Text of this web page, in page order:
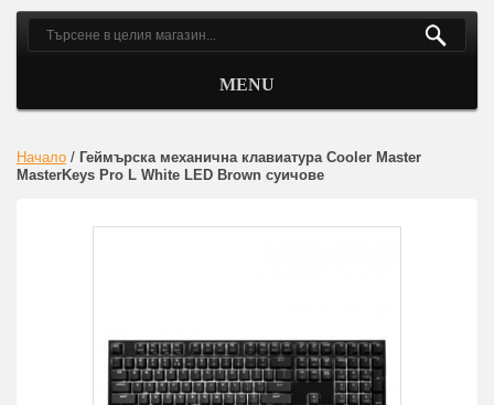
MENU
Начало / Геймърска механична клавиатура Cooler Master
MasterKeys Pro L White LED Brown суичове